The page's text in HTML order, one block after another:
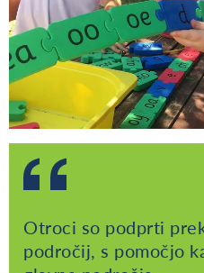
Otroci so podprti
področij, s pomočjo